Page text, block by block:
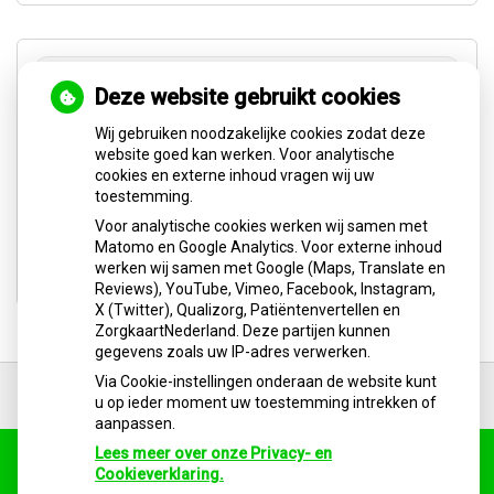
U heeft geen toestemming gegeven voor
externe inhoud die nodig is om dit te
Cookie-instellingen wijzigen
de
Uw Zorg Online
Deze website gebruikt cookies
Wij gebruiken noodzakelijke cookies zodat deze
website goed kan werken. Voor analytische
cookies en externe inhoud vragen wij uw
toestemming.
Voor analytische cookies werken wij samen met
Matomo en Google Analytics. Voor externe inhoud
werken wij samen met Google (Maps, Translate en
Reviews), YouTube, Vimeo, Facebook, Instagram,
X (Twitter), Qualizorg, Patiëntenvertellen en
ZorgkaartNederland. Deze partijen kunnen
gegevens zoals uw IP-adres verwerken.
Via Cookie-instellingen onderaan de website kunt
u op ieder moment uw toestemming intrekken of
aanpassen.
Lees meer over onze Privacy- en
Cookieverklaring.